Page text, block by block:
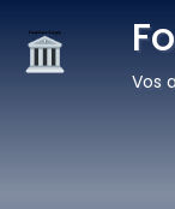
Vos